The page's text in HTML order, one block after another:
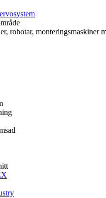
robotar, monteringsmaskiner